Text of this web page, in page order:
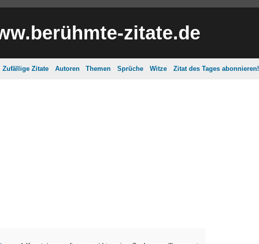
zitate.de
Zufällige Zitate Autoren Themen Sprüche Witze Zitat des Tages abonnieren!